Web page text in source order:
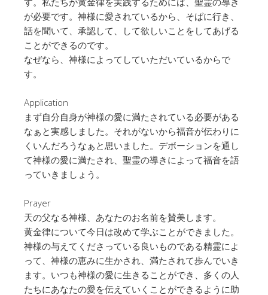
が必要です。神様に愛されているから、そばに行き、
話を聞いて、承認して、して欲しいことをしてあげる
ことができるのです。
なぜなら、神様によってしていただいているからで
す。
Application
まず自分自身が神様の愛に満たされている必要がある
なぁと実感しました。それがないから福音が伝わりに
くいんだろうなぁと思いました。デボーションを通し
て神様の愛に満たされ、聖霊の導きによって福音を語
っていきましょう。
Prayer
天の父なる神様、あなたのお名前を賛美します。
黄金律について今日は改めて学ぶことができました。
神様の与えてくださっている良いものである精霊によ
って、神様の恵みに生かされ、満たされて歩んでいき
ます。いつも神様の愛に生きることができ、多くの人
たちにあなたの愛を伝えていくことができるように助